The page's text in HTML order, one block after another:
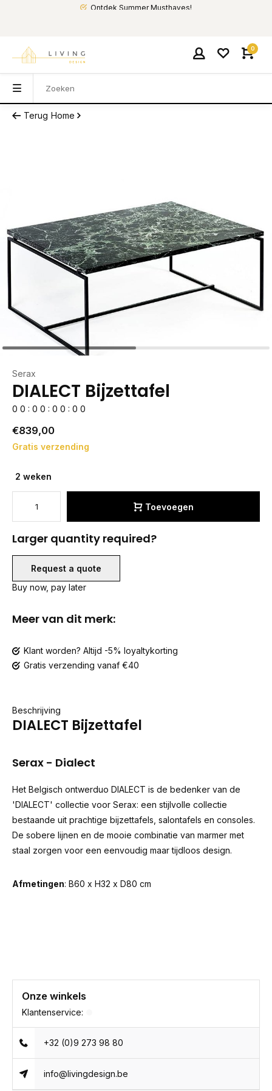
Ontdek Summer Musthaves!
0
Terug Home
Serax
DIALECT Bijzettafel
0 0 : 0 0 : 0 0 : 0 0
€839,00
Gratis verzending
2 weken
Toevoegen
Larger quantity required?
Request a quote
Buy now, pay later
Meer van dit merk:
Klant worden? Altijd -5% loyaltykorting
Gratis verzending vanaf €40
Beschrijving
DIALECT Bijzettafel
Serax - Dialect
Het Belgisch ontwerduo DIALECT is de bedenker van de
'DIALECT' collectie voor Serax: een stijlvolle collectie
bestaande uit prachtige bijzettafels, salontafels en consoles.
De sobere lijnen en de mooie combinatie van marmer met
staal zorgen voor een eenvoudig maar tijdloos design.
Afmetingen: B60 x H32 x D80 cm
Onze winkels
Klantenservice:
+32 (0)9 273 98 80
info@livingdesign.be